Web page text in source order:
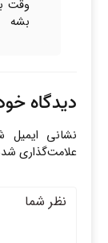
وقت
بشه
دیدگاه
نشانی ایمیل
علامت‌گذاری